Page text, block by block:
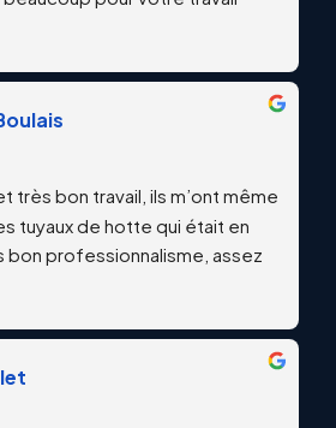
très bon travail, ils m’ont même
tuyaux de hotte qui était en
bon professionnalisme, assez